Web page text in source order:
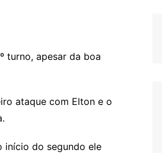
turno, apesar da boa
ataque com Elton e o
início do segundo ele